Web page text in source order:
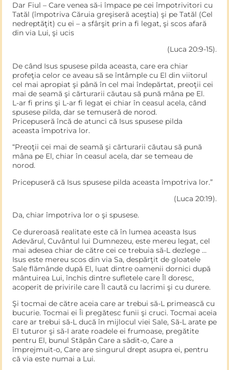
Dar Fiul – Care venea să-i împace pe cei împotrivitori cu
Tatăl (împotriva Căruia greşiseră aceştia) şi pe Tatăl (Cel
nedreptăţit) cu ei – a sfârşit prin a fi legat, şi scos afară
din via Lui, şi ucis
(Luca 20:9-15).
De când Isus spusese pilda aceasta, care era chiar
profeţia celor ce aveau să se întâmple cu El din viitorul
cel mai apropiat şi până în cel mai îndepărtat, preoţii cei
mai de seamă şi cărturarii căutau să pună mâna pe El.
L-ar fi prins şi L-ar fi legat ei chiar în ceasul acela, când
spusese pilda, dar se temuseră de norod.
Pricepuseră încă de atunci că Isus spusese pilda
aceasta împotriva lor.
“Preoţii cei mai de seamă şi cărturarii căutau să pună
mâna pe El, chiar în ceasul acela, dar se temeau de
norod.
Pricepuseră că Isus spusese pilda aceasta împotriva lor.”
(Luca 20:19).
Da, chiar împotriva lor o şi spusese.
Ce dureroasă realitate este că în lumea aceasta Isus
Adevărul, Cuvântul lui Dumnezeu, este mereu legat, cel
mai adesea chiar de către cei ce trebuia să-L dezlege …
Isus este mereu scos din via Sa, despărţit de gloatele
Sale flămânde după El, luat dintre oamenii dornici după
mântuirea Lui, închis dintre sufletele care Îl doresc,
acoperit de privirile care Îl caută cu lacrimi şi cu durere.
Şi tocmai de către aceia care ar trebui să-L primească cu
bucurie. Tocmai ei Îi pregătesc funii şi cruci. Tocmai aceia
care ar trebui să-L ducă în mijlocul viei Sale, Să-L arate pe
El tuturor şi să-I arate roadele ei frumoase, pregătite
pentru El, bunul Stăpân Care a sădit-o, Care a
împrejmuit-o, Care are singurul drept asupra ei, pentru
că via este numai a Lui.